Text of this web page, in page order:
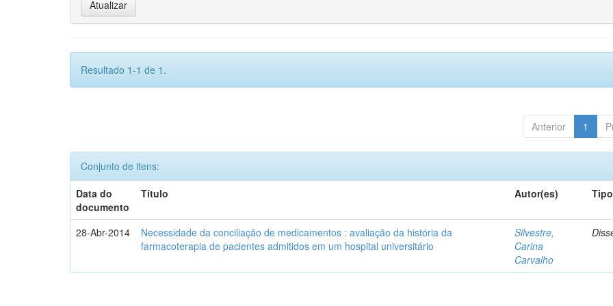
Resultado 1-1 de 1.
Anterior 1
Conjunto de itens:
Data do
documento
Título Autor(es) Tipo
28-Abr-2014
Necessidade da conciliação de medicamentos : avaliação da história da
farmacoterapia de pacientes admitidos em um hospital universitário
Silvestre,
Carina
Carvalho